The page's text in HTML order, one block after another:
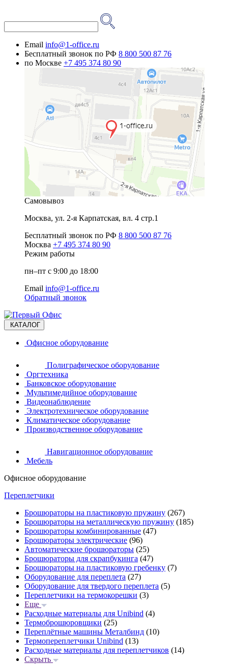
Email info@1-office.ru
Бесплатный звонок по РФ 8 800 500 87 76
по Москве +7 495 374 80 90
Самовывоз
Москва, ул. 2-я Карпатская, вл. 4 стр.1
Бесплатный звонок по РФ 8 800 500 87 76
Москва +7 495 374 80 90
Режим работы
пн–пт с 9:00 до 18:00
Email info@1-office.ru
Обратный звонок
КАТАЛОГ
Офисное оборудование
Полиграфическое оборудование
Оргтехника
Банковское оборудование
Мультимедийное оборудование
Видеонаблюдение
Электротехническое оборудование
Климатическое оборудование
Производственное оборудование
Навигационное оборудование
Мебель
Офисное оборудование
Переплетчики
Брошюраторы на пластиковую пружину (267)
Брошюраторы на металлическую пружину (185)
Брошюраторы комбинированные (47)
Брошюраторы электрические (96)
Автоматические брошюраторы (25)
Брошюраторы для скрапбукинга (47)
Брошюраторы на пластиковую гребенку (7)
Оборудование для переплета (27)
Оборудование для твердого переплета (5)
Переплетчики на термокорешки (3)
Еще
Расходные материалы для Unibind (4)
Термоброшюровщики (25)
Переплётные машины Металбинд (10)
Термопереплетчики Unibind (13)
Расходные материалы для переплетчиков (14)
Скрыть